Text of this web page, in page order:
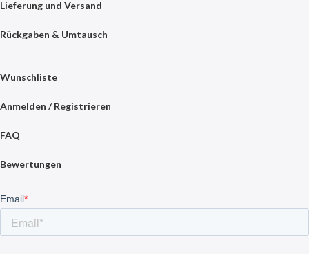
Lieferung und Versand
Rückgaben & Umtausch
Wunschliste
Anmelden / Registrieren
FAQ
Bewertungen